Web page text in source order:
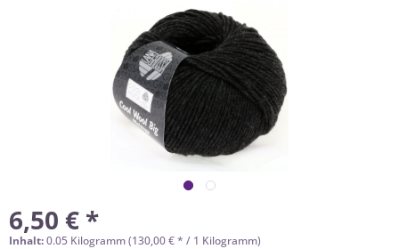
6,50 € *
Inhalt:0.05 Kilogramm (130,00 € * / 1 Kilogramm)